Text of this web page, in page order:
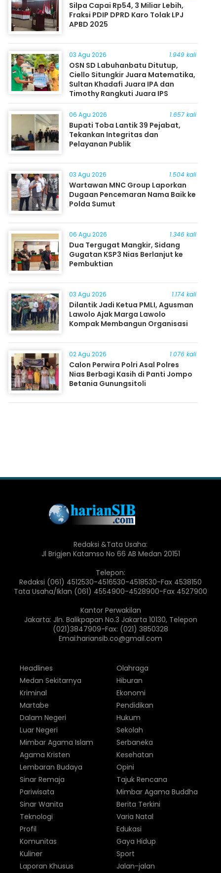
Silpa Capai Rp54, 3 Miliar Lebih,
Fraksi PDIP DPRD Karo Tolak LPJ
APBD 2025
03 Agu 2026 1.949 kali
OSN SD Labuhanbatu Ditutup,
Ciello Situngkir Juara Matematika,
Sultan Khadafi Juara IPA dan
Timothy Rangkuti Juara IPS
06 Agu 2026 1.657 kali
Bupati Toba Lantik 39 Pejabat,
Tekankan Integritas dan
Pelayanan Publik
03 Agu 2026 1.504 kali
Wartawan MNC Group Laporkan
Dugaan Pencemaran Nama Baik ke
Polda Sumut
06 Agu 2026 1.346 kali
Dua Tergugat Mangkir, Sidang
Gugatan KSP3 Nias Berlanjut ke
Pembuktian
03 Agu 2026 1.174 kali
Dilantik Jadi Ketua PMLI, Agusman
Lawolo Ajak Marga Lawolo
Kompak Membangun Organisasi
02 Agu 2026 1.076 kali
Calon Perwira Polri Asal Polres
Nias Berbagi Kasih di Panti Jompo
Betania Gunungsitoli
Redaksi &Tata Usaha:
Jl Brigjen Katamso No 66 AB Medan 20151
Telepon:
Redaksi (061) 4512530-4516530-4518530-Fax 4538150
Tata Usaha/Iklan (061) 4554900-4528900-Fax 4527900
Kantor Perwakilan
Jakarta: Jln. Balikpapan No.3 Jakarta 10130, Telepon
(021)3847909-Fax: (021) 3850328
Emai:hariansib.co@gmail.com
Headlines
Medan Sekitarnya
Kriminal
Martabe
Dalam Negeri
Luar Negeri
Olahraga
Hiburan
Ekonomi
Pendidikan
Hukum
Sekolah
Mimbar Agama Islam
Agama Kristen
Lembaran Budaya
Sinar Remaja
Pariwisata
Sinar Wanita
Serbaneka
Kesehatan
Opini
Tajuk Rencana
Mimbar Agama Buddha
Berita Terkini
Teknologi
Profil
Komunitas
Kuliner
Laporan Khusus
Varia Natal
Edukasi
Gaya Hidup
Sport
Jalan-jalan